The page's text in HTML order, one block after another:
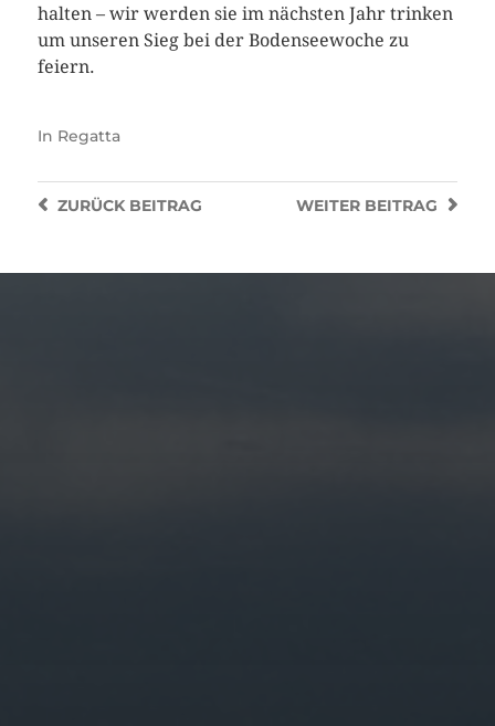
halten – wir werden sie im nächsten Jahr trinken
um unseren Sieg bei der Bodenseewoche zu
feiern.
In Regatta
WEITER BEITRAG
ZURÜCKBEITRAG